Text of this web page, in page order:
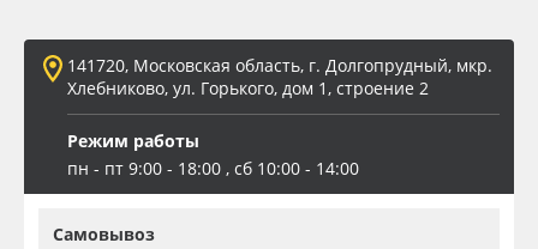
141720, Московская область, г. Долгопрудный, мкр.
Хлебниково, ул. Горького, дом 1, строение 2
Режим работы
пн - пт 9:00 - 18:00 , сб 10:00 - 14:00
Самовывоз